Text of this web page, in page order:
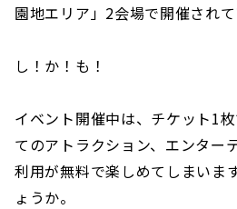
園地エリア」2会場で開催されて
し！か！も！
イベント開催中は、チケット1
てのアトラクション、エンター
利用が無料で楽しめてしまいま
ょうか。